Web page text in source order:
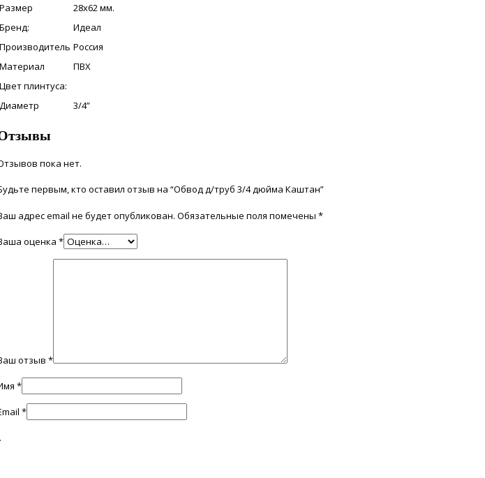
Размер
28х62 мм.
Бренд:
Идеал
Производитель Россия
Материал
ПВХ
Цвет плинтуса:
Диаметр
3/4”
пока нет.
первым, кто оставил отзыв на “Обвод д/труб 3/4 дюйма Каштан”
адрес email не будет опубликован. Обязательные поля помечены*
оценка*
отзыв*
*
*